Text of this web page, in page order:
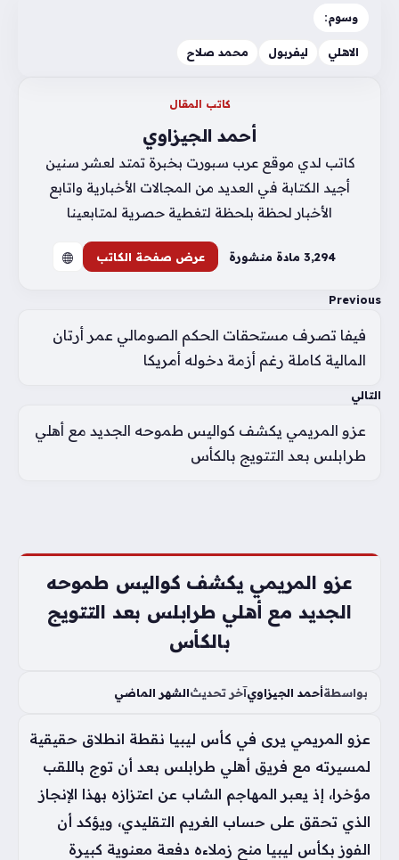
وسوم:
الاهلي ليفربول محمد صلاح
كاتب المقال
أحمد الجيزاوي
كاتب لدي موقع عرب سبورت بخبرة تمتد لعشر سنين
أجيد الكتابة في العديد من المجالات الأخبارية واتابع
الأخبار لحظة بلحظة لتغطية حصرية لمتابعينا
3٬294 مادة منشورة عرض صفحة الكاتب
Previous
فيفا تصرف مستحقات الحكم الصومالي عمر أرتان
المالية كاملة رغم أزمة دخوله أمريكا
التالي
عزو المريمي يكشف كواليس طموحه الجديد مع أهلي
طرابلس بعد التتويج بالكأس
عزو المريمي يكشف كواليس طموحه
الجديد مع أهلي طرابلس بعد التتويج
بالكأس
بواسطةأحمد الجيزاويآخر تحديثالشهر الماضي
عزو المريمي يرى في كأس ليبيا نقطة انطلاق حقيقية
لمسيرته مع فريق أهلي طرابلس بعد أن توج باللقب
مؤخرا، إذ يعبر المهاجم الشاب عن اعتزازه بهذا الإنجاز
الذي تحقق على حساب الغريم التقليدي، ويؤكد أن
الفوز بكأس ليبيا منح زملاءه دفعة معنوية كبيرة